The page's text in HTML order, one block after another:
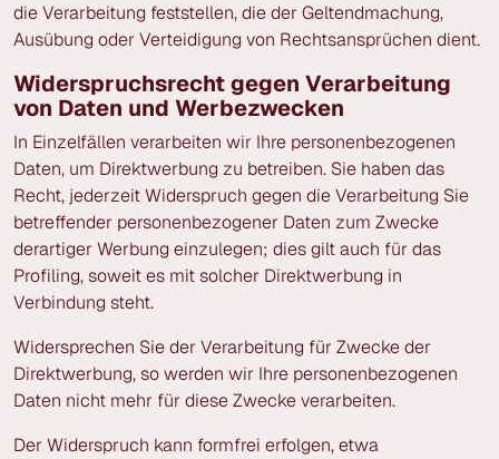
die Verarbeitung feststellen, die der Geltendmachung,
Ausübung oder Verteidigung von Rechtsansprüchen dient.
Widerspruchsrecht gegen Verarbeitung
von Daten und Werbezwecken
In Einzelfällen verarbeiten wir Ihre personenbezogenen
Daten, um Direktwerbung zu betreiben. Sie haben das
Recht, jederzeit Widerspruch gegen die Verarbeitung Sie
betreffender personenbezogener Daten zum Zwecke
derartiger Werbung einzulegen; dies gilt auch für das
Profiling, soweit es mit solcher Direktwerbung in
Verbindung steht.
Widersprechen Sie der Verarbeitung für Zwecke der
Direktwerbung, so werden wir Ihre personenbezogenen
Daten nicht mehr für diese Zwecke verarbeiten.
Der Widerspruch kann formfrei erfolgen, etwa